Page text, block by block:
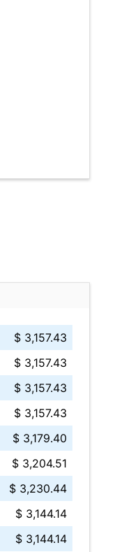
$ 3,157.43
$ 3,157.43
$ 3,157.43
$ 3,157.43
$ 3,179.40
$ 3,204.51
$ 3,230.44
$ 3,144.14
$ 3,144.14